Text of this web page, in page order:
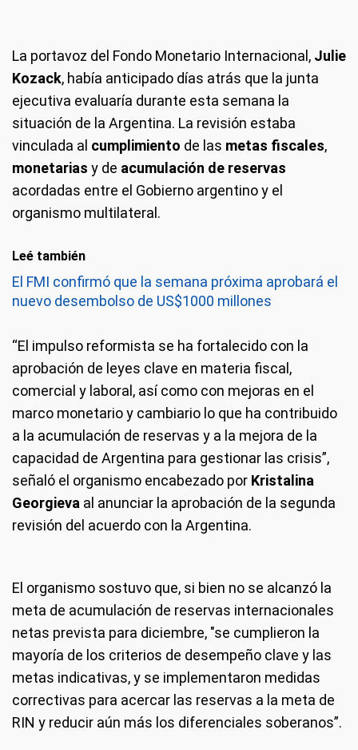
La portavoz del Fondo Monetario Internacional, Julie
Kozack, había anticipado días atrás que la junta
ejecutiva evaluaría durante esta semana la
situación de la Argentina. La revisión estaba
vinculada al cumplimiento de las metas fiscales,
monetarias y de acumulación de reservas
acordadas entre el Gobierno argentino y el
organismo multilateral.
Leé también
El FMI confirmó que la semana próxima aprobará el
nuevo desembolso de US$1000 millones
“El impulso reformista se ha fortalecido con la
aprobación de leyes clave en materia fiscal,
comercial y laboral, así como con mejoras en el
marco monetario y cambiario lo que ha contribuido
a la acumulación de reservas y a la mejora de la
capacidad de Argentina para gestionar las crisis”,
señaló el organismo encabezado por Kristalina
Georgieva al anunciar la aprobación de la segunda
revisión del acuerdo con la Argentina.
El organismo sostuvo que, si bien no se alcanzó la
meta de acumulación de reservas internacionales
netas prevista para diciembre, "se cumplieron la
mayoría de los criterios de desempeño clave y las
metas indicativas, y se implementaron medidas
correctivas para acercar las reservas a la meta de
RIN y reducir aún más los diferenciales soberanos”.